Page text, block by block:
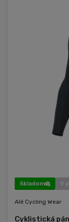
Skladom V
Alé Cycling Wear
Cyklistická